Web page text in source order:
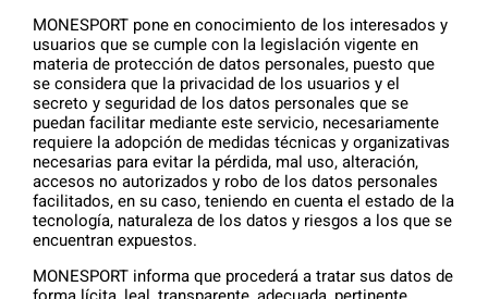
MONESPORT pone en conocimiento de los interesados ​​y
usuarios que se cumple con la legislación vigente en
materia de protección de datos personales, puesto que
se considera que la privacidad de los usuarios y el
secreto y seguridad de los datos personales que se
puedan facilitar mediante este servicio, necesariamente
requiere la adopción de medidas técnicas y organizativas
necesarias para evitar la pérdida, mal uso, alteración,
accesos no autorizados y robo de los datos personales
facilitados, en su caso, teniendo en cuenta el estado de la
tecnología, naturaleza de los datos y riesgos a los que se
encuentran expuestos.
MONESPORT informa que procederá a tratar sus datos de